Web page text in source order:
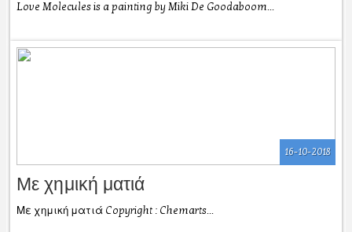
Love Molecules is a painting by Miki De Goodaboom...
16-10-2018
Με χημική ματιά
Με χημική ματιά Copyright : Chemarts...